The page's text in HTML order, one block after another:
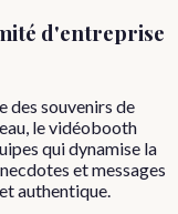
d'entreprise
des souvenirs de
le vidéobooth
qui dynamise la
et messages
authentique.